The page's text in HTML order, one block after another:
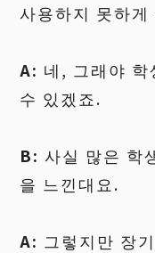
사용하지 못하
A: 네, 그래야
수 있겠죠.
B: 사실 많은 학
을 느낀대요.
A: 그렇지만 장